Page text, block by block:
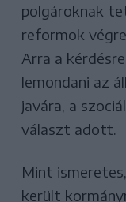
polgároknak
reformok
Arra a
lemondani az
javára, a
választ adott.
Mint
került